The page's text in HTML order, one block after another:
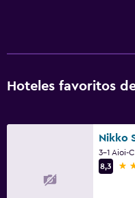
Hoteles favoritos
3-1 Aioi-
8,3
3